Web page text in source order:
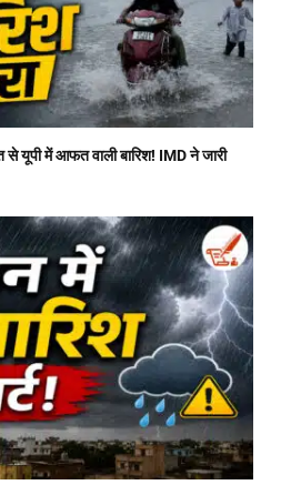
में आफत वाली बारिश! IMD ने जारी